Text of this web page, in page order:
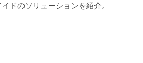
ドのソリューションを紹介。